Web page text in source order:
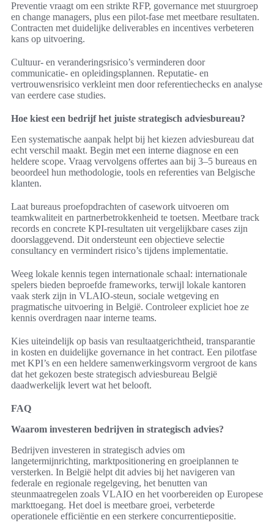
Preventie vraagt om een strikte RFP, governance met stuurgroep
en change managers, plus een pilot-fase met meetbare resultaten.
Contracten met duidelijke deliverables en incentives verbeteren
kans op uitvoering.
Cultuur- en veranderingsrisico’s verminderen door
communicatie- en opleidingsplannen. Reputatie- en
vertrouwensrisico verkleint men door referentiechecks en analyse
van eerdere case studies.
Hoe kiest een bedrijf het juiste strategisch adviesbureau?
Een systematische aanpak helpt bij het kiezen adviesbureau dat
echt verschil maakt. Begin met een interne diagnose en een
heldere scope. Vraag vervolgens offertes aan bij 3–5 bureaus en
beoordeel hun methodologie, tools en referenties van Belgische
klanten.
Laat bureaus proefopdrachten of casework uitvoeren om
teamkwaliteit en partnerbetrokkenheid te toetsen. Meetbare track
records en concrete KPI-resultaten uit vergelijkbare cases zijn
doorslaggevend. Dit ondersteunt een objectieve selectie
consultancy en vermindert risico’s tijdens implementatie.
Weeg lokale kennis tegen internationale schaal: internationale
spelers bieden beproefde frameworks, terwijl lokale kantoren
vaak sterk zijn in VLAIO-steun, sociale wetgeving en
pragmatische uitvoering in België. Controleer expliciet hoe ze
kennis overdragen naar interne teams.
Kies uiteindelijk op basis van resultaatgerichtheid, transparantie
in kosten en duidelijke governance in het contract. Een pilotfase
met KPI’s en een heldere samenwerkingsvorm vergroot de kans
dat het gekozen beste strategisch adviesbureau België
daadwerkelijk levert wat het belooft.
FAQ
Waarom investeren bedrijven in strategisch advies?
Bedrijven investeren in strategisch advies om
langetermijnrichting, marktpositionering en groeiplannen te
versterken. In België helpt dit advies bij het navigeren van
federale en regionale regelgeving, het benutten van
steunmaatregelen zoals VLAIO en het voorbereiden op Europese
markttoegang. Het doel is meetbare groei, verbeterde
operationele efficiëntie en een sterkere concurrentiepositie.